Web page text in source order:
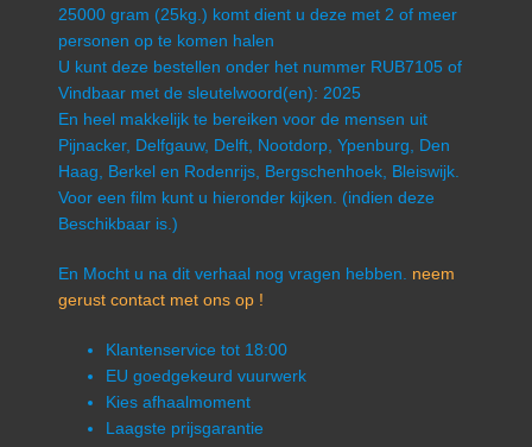
25000 gram (25kg.) komt dient u deze met 2 of meer
personen op te komen halen
U kunt deze bestellen onder het nummer RUB7105 of
Vindbaar met de sleutelwoord(en): 2025
En heel makkelijk te bereiken voor de mensen uit
Pijnacker, Delfgauw, Delft, Nootdorp, Ypenburg, Den
Haag, Berkel en Rodenrijs, Bergschenhoek, Bleiswijk.
Voor een film kunt u hieronder kijken. (indien deze
Beschikbaar is.)
En Mocht u na dit verhaal nog vragen hebben. neem
gerust contact met ons op !
Klantenservice tot 18:00
EU goedgekeurd vuurwerk
Kies afhaalmoment
Laagste prijsgarantie